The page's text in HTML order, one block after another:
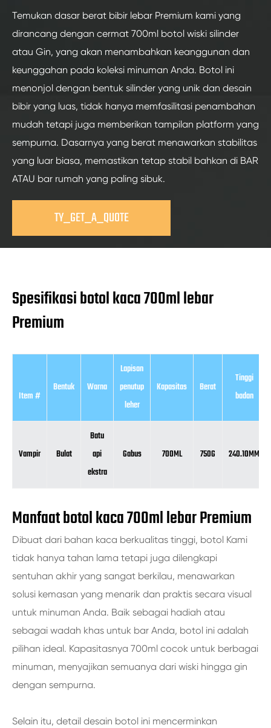
Temukan dasar berat bibir lebar Premium kami yang
dirancang dengan cermat 700ml botol wiski silinder
atau Gin, yang akan menambahkan keanggunan dan
keunggahan pada koleksi minuman Anda. Botol ini
menonjol dengan bentuk silinder yang unik dan desain
bibir yang luas, tidak hanya memfasilitasi penambahan
mudah tetapi juga memberikan tampilan platform yang
sempurna. Dasarnya yang berat menawarkan stabilitas
yang luar biasa, memastikan tetap stabil bahkan di BAR
ATAU bar rumah yang paling sibuk.
TY_GET_A_QUOTE
Spesifikasi botol kaca 700ml lebar
Premium
Item #
Bentuk Warna
Lapisan
penutup
leher
Kapasitas Berat
Tinggi
badan
Vampir Bulat
Batu
api
ekstra
Gabus 700ML 750G 240.10MM
Manfaat botol kaca 700ml lebar Premium
Dibuat dari bahan kaca berkualitas tinggi, botol Kami
tidak hanya tahan lama tetapi juga dilengkapi
sentuhan akhir yang sangat berkilau, menawarkan
solusi kemasan yang menarik dan praktis secara visual
untuk minuman Anda. Baik sebagai hadiah atau
sebagai wadah khas untuk bar Anda, botol ini adalah
pilihan ideal. Kapasitasnya 700ml cocok untuk berbagai
minuman, menyajikan semuanya dari wiski hingga gin
dengan sempurna.
Selain itu, detail desain botol ini mencerminkan